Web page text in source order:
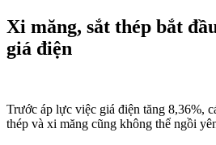
Xi măng, sắt thép bắt
giá điện
Trước áp lực việc giá điện tăng 8,36%,
thép và xi măng cũng không thể ngồi